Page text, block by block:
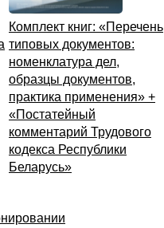
Комплект книг: «Перечень
типовых документов:
номенклатура дел,
образцы документов,
практика применения» +
«Постатейный
комментарий Трудового
кодекса Республики
Беларусь»